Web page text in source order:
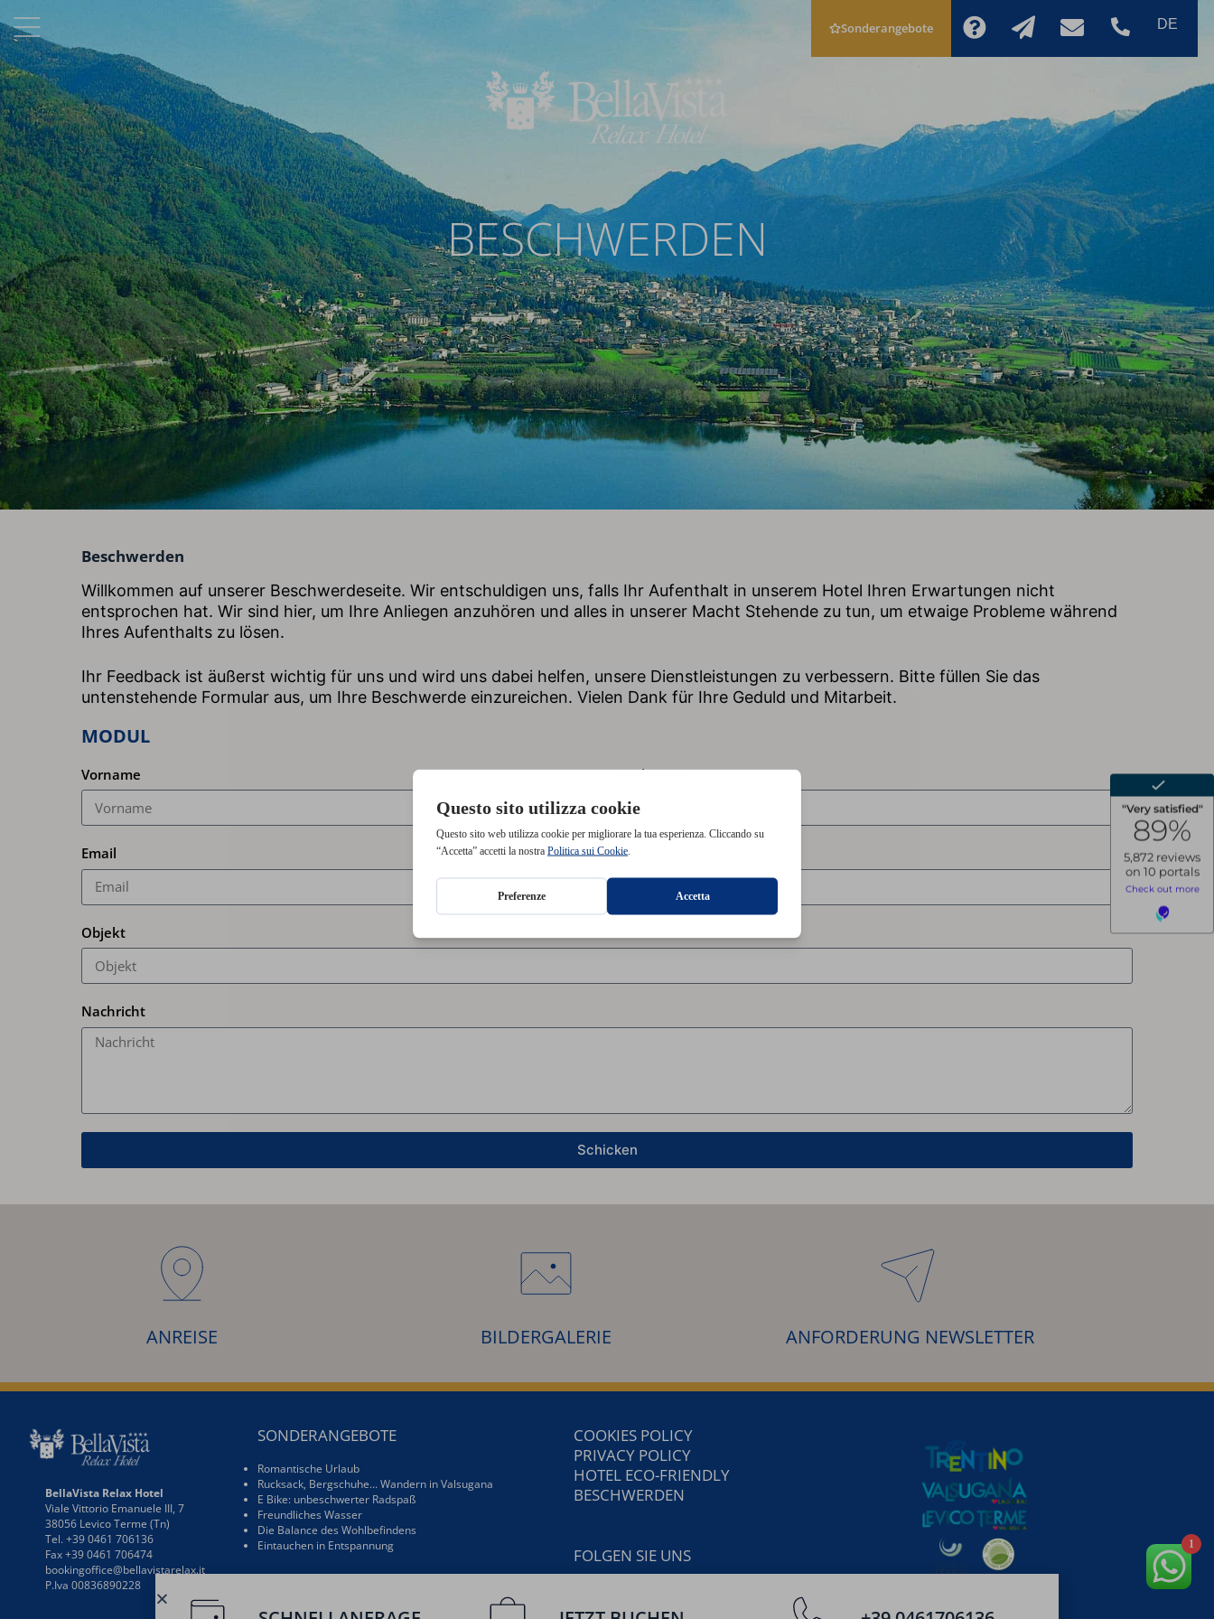
Sonderangebote
SCHNELLANFRAGE
BESCHWERDEN
Beschwerden
Willkommen auf unserer Beschwerdeseite. Wir entschuldigen uns, falls Ihr Aufenthalt in unserem Hotel Ihren Erwartungen nicht
entsprochen hat. Wir sind hier, um Ihre Anliegen anzuhören und alles in unserer Macht Stehende zu tun, um etwaige Probleme während
Ihres Aufenthalts zu lösen.
Ihr Feedback ist äußerst wichtig für uns und wird uns dabei helfen, unsere Dienstleistungen zu verbessern. Bitte füllen Sie das
untenstehende Formular aus, um Ihre Beschwerde einzureichen. Vielen Dank für Ihre Geduld und Mitarbeit.
MODUL
Vorname Nachname
Email Telefon
Objekt
Nachricht
Schicken
ANREISE BILDERGALERIE ANFORDERUNG NEWSLETTER
BellaVista Relax Hotel
Viale Vittorio Emanuele III, 7
38056 Levico Terme (Tn)
Tel. +39 0461 706136
Fax +39 0461 706474
bookingoffice@bellavistarelax.it
P.Iva 00836890228
SONDERANGEBOTE
Romantische Urlaub
Rucksack, Bergschuhe… Wandern in Valsugana
E Bike: unbeschwerter Radspaß
Freundliches Wasser
Die Balance des Wohlbefindens
Eintauchen in Entspannung
COOKIES POLICY
PRIVACY POLICY
HOTEL ECO-FRIENDLY
BESCHWERDEN
FOLGEN SIE UNS
1